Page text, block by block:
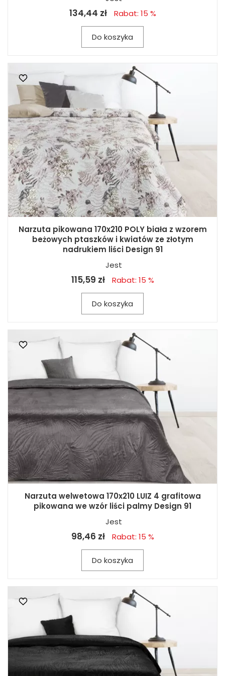
134,44 zł Rabat: 15 %
Do koszyka
Narzuta pikowana 170x210 POLY biała z wzorem
beżowych ptaszków i kwiatów ze złotym
nadrukiem liści Design 91
Jest
115,59 zł Rabat: 15 %
Do koszyka
Narzuta welwetowa 170x210 LUIZ 4 grafitowa
pikowana we wzór liści palmy Design 91
Jest
98,46 zł Rabat: 15 %
Do koszyka